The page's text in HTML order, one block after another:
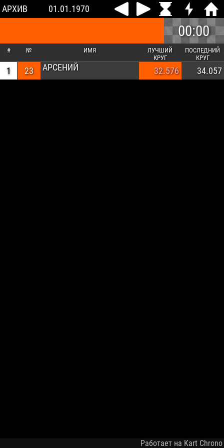
АРХИВ 01.01.1970
00:00
# № ИМЯ
ЛУЧШИЙ
КРУГ
ПОСЛЕДНИЙ
КРУГ
1 23 АРСЕНИЙ 32.576 34.057
Работает на Kart Chrono